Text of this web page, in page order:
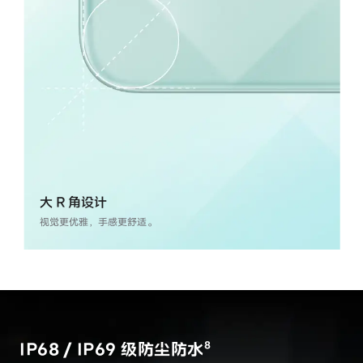
大 R 角设计
视觉更优雅，手感更舒适。
IP68 / IP69 级防尘防水8